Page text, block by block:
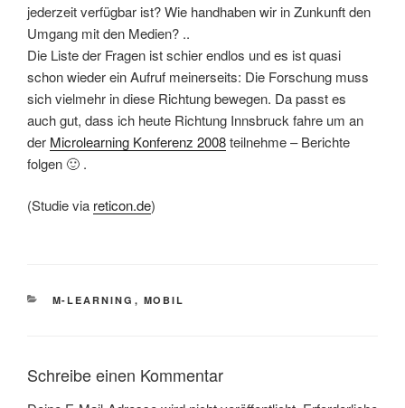
jederzeit verfügbar ist? Wie handhaben wir in Zunkunft den
Umgang mit den Medien? ..
Die Liste der Fragen ist schier endlos und es ist quasi
schon wieder ein Aufruf meinerseits: Die Forschung muss
sich vielmehr in diese Richtung bewegen. Da passt es
auch gut, dass ich heute Richtung Innsbruck fahre um an
der Microlearning Konferenz 2008teilnehme – Berichte
folgen 🙂 .
(Studie via reticon.de)
KATEGORIEN
M-LEARNING , MOBIL
Schreibe einen Kommentar